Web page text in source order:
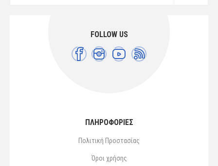
FOLLOW US
ΠΛΗΡΟΦΟΡΙΕΣ
Πολιτική Προστασίας
Όροι χρήσης